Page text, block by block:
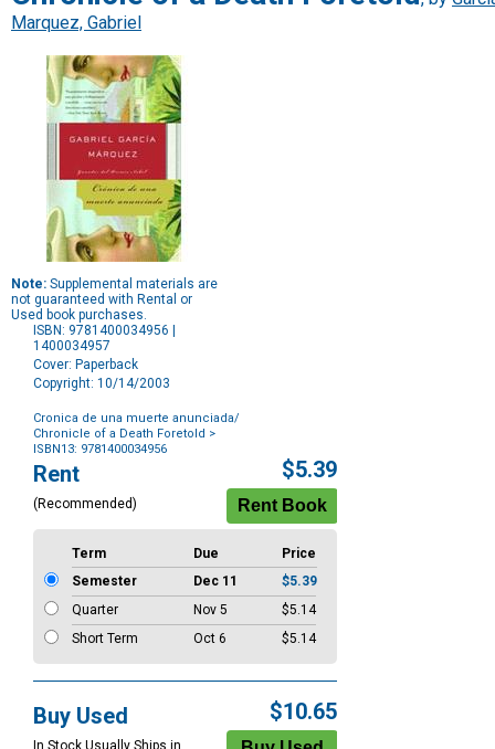
Marquez, Gabriel
Note: Supplemental materials are
not guaranteed with Rental or
Used book purchases.
ISBN: 9781400034956 |
1400034957
Cover: Paperback
Copyright: 10/14/2003
Cronica de una muerte anunciada/
Chronicle of a Death Foretold >
ISBN13: 9781400034956
Purchase
Options
Rent
(Recommended)
$5.39
Term Due
Price
Semester
Dec 11
$5.39
Quarter
Nov 5
$5.14
Short Term
Oct 6 $5.14
Buy Used $10.65